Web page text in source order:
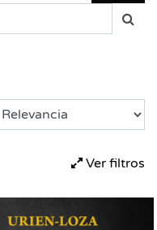
Ver filtros